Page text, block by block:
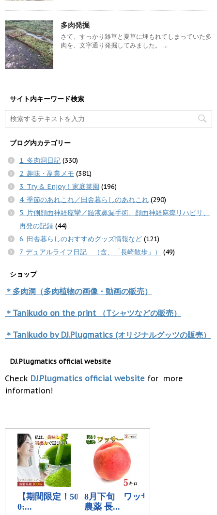
多肉発掘
さて、すっかり雑草と夏草に埋もれてしまっていた多
肉を、文字通り発掘してみました。 ...
サイト内キーワード検索
ブログ内カテゴリー
1. 多肉洞日記 (330)
2. 趣味・副業メモ (381)
3. Try & Enjoy！家庭菜園 (196)
4. 季節のあれこれ／田舎暮らしのあれこれ (290)
5. 片側顔面神経痙攣／髄液鼻漏手術、顔面神経麻痺リハビリ、
再発の記録 (44)
6. 田舎暮らしのおすすめグッズ情報など (121)
7. デュアルライフ日記 （含、「長崎散歩」）
(49)
ショップ
＊多肉洞（多肉植物の画像・動画の販売）
＊Tanikudo on the print （Tシャツなどの販売）
＊Tanikudo by DJ.Plugmatics (オリジナルグッツの販売）
DJ.Plugmatics official website
Check DJ.Plugmatics official website for more
information!